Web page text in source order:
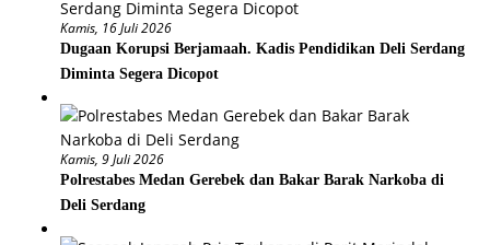
Kamis, 16 Juli 2026
Dugaan Korupsi Berjamaah. Kadis Pendidikan Deli Serdang
Diminta Segera Dicopot
Kamis, 9 Juli 2026
Polrestabes Medan Gerebek dan Bakar Barak Narkoba di
Deli Serdang